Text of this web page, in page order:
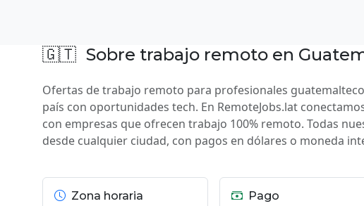
🇬🇹 Sobre trabajo remoto en
Ofertas de trabajo remoto para profesionales
país con oportunidades tech. En RemoteJobs.lat
con empresas que ofrecen trabajo 100% remoto. Todas
desde cualquier ciudad, con pagos en dólares o moneda
Zona horaria Pago